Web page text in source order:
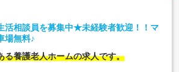
活相談員を募集中★未経験者歓迎！！マ
場無料♪
る養護老人ホームの求人です。